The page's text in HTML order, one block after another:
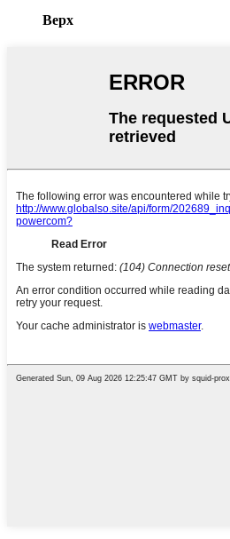
Верх